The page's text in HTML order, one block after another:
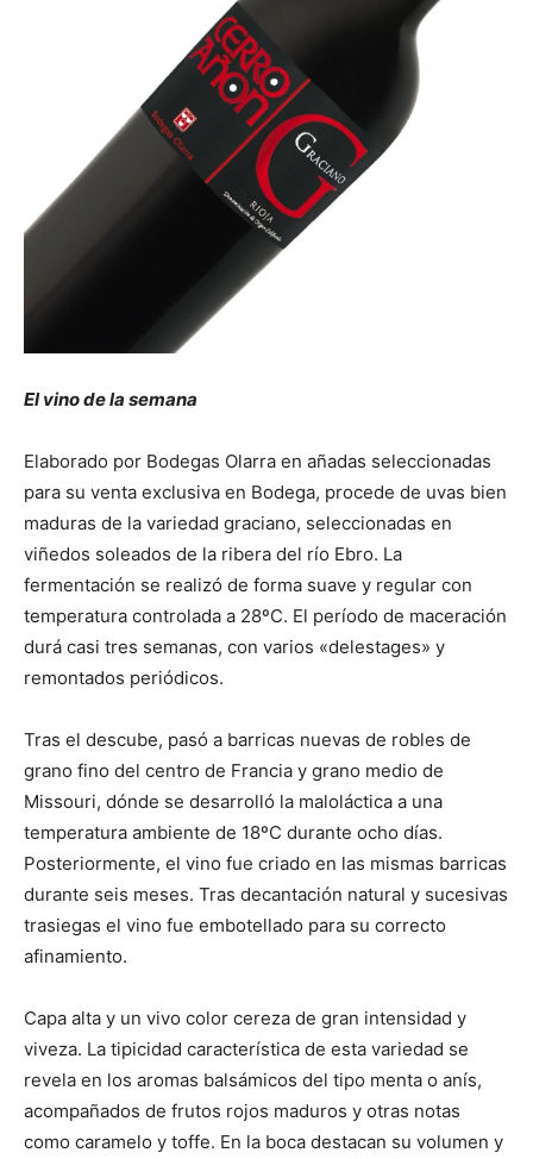
El vino de la semana
Elaborado por Bodegas Olarra en añadas seleccionadas
para su venta exclusiva en Bodega, procede de uvas bien
maduras de la variedad graciano, seleccionadas en
viñedos soleados de la ribera del río Ebro. La
fermentación se realizó de forma suave y regular con
temperatura controlada a 28ºC. El período de maceración
durá casi tres semanas, con varios «delestages» y
remontados periódicos.
Tras el descube, pasó a barricas nuevas de robles de
grano fino del centro de Francia y grano medio de
Missouri, dónde se desarrolló la maloláctica a una
temperatura ambiente de 18ºC durante ocho días.
Posteriormente, el vino fue criado en las mismas barricas
durante seis meses. Tras decantación natural y sucesivas
trasiegas el vino fue embotellado para su correcto
afinamiento.
Capa alta y un vivo color cereza de gran intensidad y
viveza. La tipicidad característica de esta variedad se
revela en los aromas balsámicos del tipo menta o anís,
acompañados de frutos rojos maduros y otras notas
como caramelo y toffe. En la boca destacan su volumen y